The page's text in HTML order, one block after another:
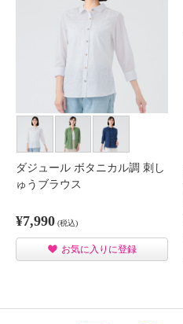
ダジュール ボタニカル調 刺し
ゅうブラウス
¥7,990 (税込)
お気に入りに登録